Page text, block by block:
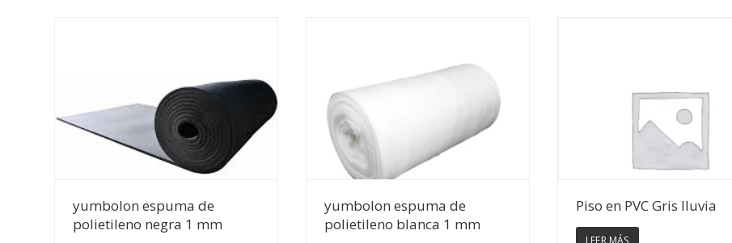
Ver Detalles
yumbolon espuma de
polietileno negra 1 mm
Ver Detalles
yumbolon espuma de
polietileno blanca 1 mm
Ver Detalles
Piso en PVC Gris lluvia
LEER MÁS